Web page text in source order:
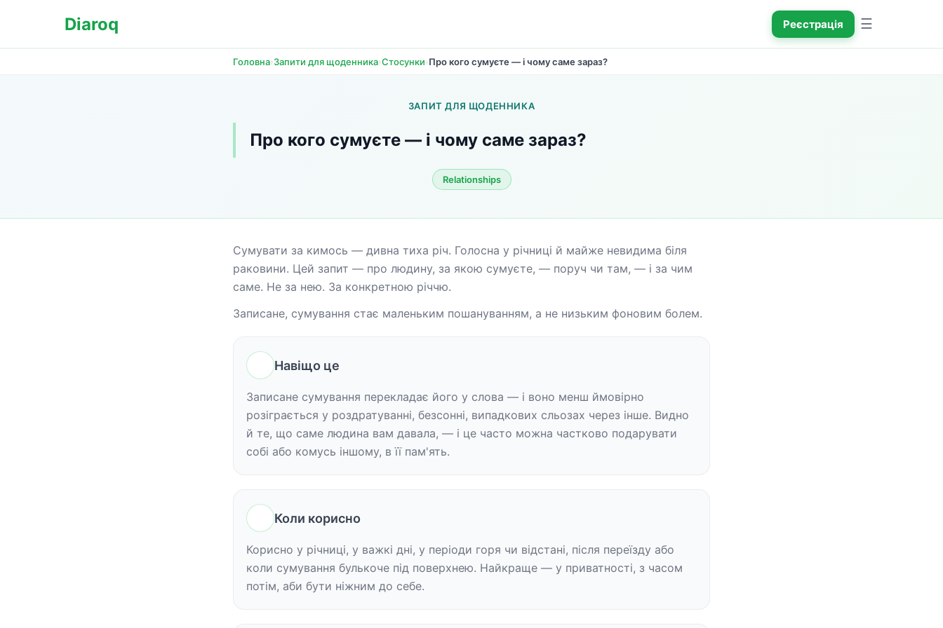
Diaroq Реєстрація ☰
Головна›Запити для щоденника›Стосунки›Про кого сумуєте — і чому саме зараз?
ЗАПИТ ДЛЯ ЩОДЕННИКА
Про кого сумуєте — і чому саме зараз?
Relationships
Сумувати за кимось — дивна тиха річ. Голосна у річниці й майже невидима біля
раковини. Цей запит — про людину, за якою сумуєте, — поруч чи там, — і за чим
саме. Не за нею. За конкретною річчю.
Записане, сумування стає маленьким пошануванням, а не низьким фоновим болем.
Навіщо це
Записане сумування перекладає його у слова — і воно менш ймовірно
розіграється у роздратуванні, безсонні, випадкових сльозах через інше. Видно
й те, що саме людина вам давала, — і це часто можна частково подарувати
собі або комусь іншому, в її пам'ять.
Коли корисно
Корисно у річниці, у важкі дні, у періоди горя чи відстані, після переїзду або
коли сумування булькоче під поверхнею. Найкраще — у приватності, з часом
потім, аби бути ніжним до себе.